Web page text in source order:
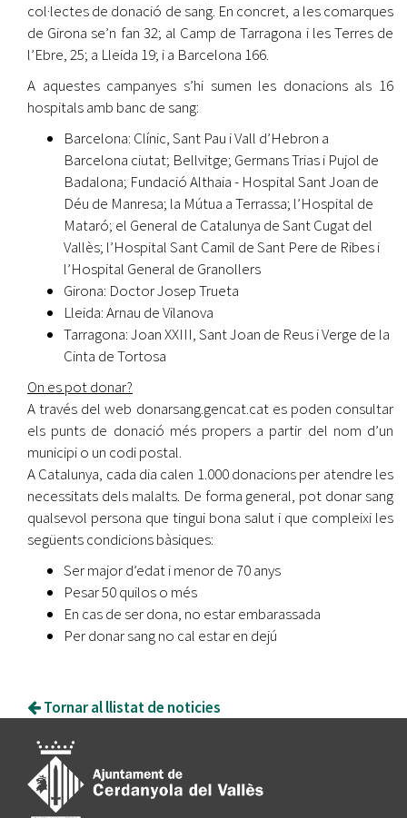
col·lectes de donació de sang. En concret, a les comarques
de Girona se’n fan 32; al Camp de Tarragona i les Terres de
l’Ebre, 25; a Lleida 19; i a Barcelona 166.
A aquestes campanyes s’hi sumen les donacions als 16
hospitals amb banc de sang:
Barcelona: Clínic, Sant Pau i Vall d’Hebron a
Barcelona ciutat; Bellvitge; Germans Trias i Pujol de
Badalona; Fundació Althaia - Hospital Sant Joan de
Déu de Manresa; la Mútua a Terrassa; l’Hospital de
Mataró; el General de Catalunya de Sant Cugat del
Vallès; l’Hospital Sant Camil de Sant Pere de Ribes i
l’Hospital General de Granollers
Girona: Doctor Josep Trueta
Lleida: Arnau de Vilanova
Tarragona: Joan XXIII, Sant Joan de Reus i Verge de la
Cinta de Tortosa
On es pot donar?
A través del web donarsang.gencat.cat es poden consultar
els punts de donació més propers a partir del nom d’un
municipi o un codi postal.
A Catalunya, cada dia calen 1.000 donacions per atendre les
necessitats dels malalts. De forma general, pot donar sang
qualsevol persona que tingui bona salut i que compleixi les
següents condicions bàsiques:
Ser major d’edat i menor de 70 anys
Pesar 50 quilos o més
En cas de ser dona, no estar embarassada
Per donar sang no cal estar en dejú
Tornar al llistat de noticies